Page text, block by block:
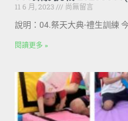
11 6 月, 2023
尚無留言
說明：04.祭天大典-禮生訓練
閱讀更多 »